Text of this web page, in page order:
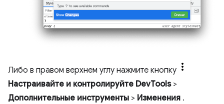
Либо в правом верхнем углу нажмите кнопку
Настраивайте и контролируйте DevTools>
Дополнительные инструменты > Изменения .